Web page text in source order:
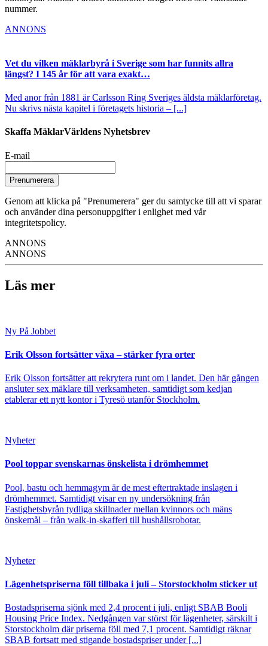
nummer.
ANNONS
Vet du vilken mäklarbyrå i Sverige som har funnits allra
längst? I 145 år för att vara exakt…
Med anor från 1881 är Carlsson Ring Sveriges äldsta mäklarföretag.
Nu skrivs nästa kapitel i företagets historia – [...]
Skaffa MäklarVärldens Nyhetsbrev
E-mail
Prenumerera
Genom att klicka på "Prenumerera" ger du samtycke till att vi sparar
och använder dina personuppgifter i enlighet med vår
integritetspolicy.
ANNONS
ANNONS
Läs mer
Ny På Jobbet
Erik Olsson fortsätter växa – stärker fyra orter
Erik Olsson fortsätter att rekrytera runt om i landet. Den här gången
ansluter sex mäklare till verksamheten, samtidigt som kedjan
etablerar ett nytt kontor i Tyresö utanför Stockholm.
Nyheter
Pool toppar svenskarnas önskelista i drömhemmet
Pool, bastu och hemmagym är de mest eftertraktade inslagen i
drömhemmet. Samtidigt visar en ny undersökning från
Fastighetsbyrån tydliga skillnader mellan kvinnors och mäns
önskemål – från walk-in-skafferi till hushållsrobotar.
Nyheter
Lägenhetspriserna föll tillbaka i juli – Storstockholm sticker ut
Bostadspriserna sjönk med 2,4 procent i juli, enligt SBAB Booli
Housing Price Index. Nedgången var störst för lägenheter, särskilt i
Storstockholm där priserna föll med 7,1 procent. Samtidigt räknar
SBAB fortsatt med stigande bostadspriser under [...]